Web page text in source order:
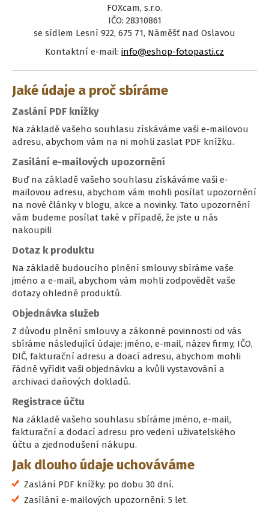
FOXcam, s.r.o.
IČO: 28310861
se sídlem Lesní 922, 675 71, Náměšť nad Oslavou
Kontaktní e-mail: info@eshop-fotopasti.cz
Jaké údaje a proč sbíráme
Zaslání PDF knížky
Na základě vašeho souhlasu získáváme vaši e-mailovou
adresu, abychom vám na ni mohli zaslat PDF knížku.
Zasílání e-mailových upozornění
Buď na základě vašeho souhlasu získáváme vaši e-
mailovou adresu, abychom vám mohli posílat upozornění
na nové články v blogu, akce a novinky. Tato upozornění
vám budeme posílat také v případě, že jste u nás
nakoupili
Dotaz k produktu
Na základě budoucího plnění smlouvy sbíráme vaše
jméno a e-mail, abychom vám mohli zodpovědět vaše
dotazy ohledně produktů.
Objednávka služeb
Z důvodu plnění smlouvy a zákonné povinnosti od vás
sbíráme následující údaje: jméno, e-mail, název firmy, IČO,
DIČ, fakturační adresu a doací adresu, abychom mohli
řádně vyřídit vaši objednávku a kvůli vystavování a
archivaci daňových dokladů.
Registrace účtu
Na základě vašeho souhlasu sbíráme jméno, e-mail,
fakturační a dodací adresu pro vedení uživatelského
účtu a zjednodušení nákupu.
Jak dlouho údaje uchováváme
Zaslání PDF knížky: po dobu 30 dní.
Zasílání e-mailových upozornění: 5 let.